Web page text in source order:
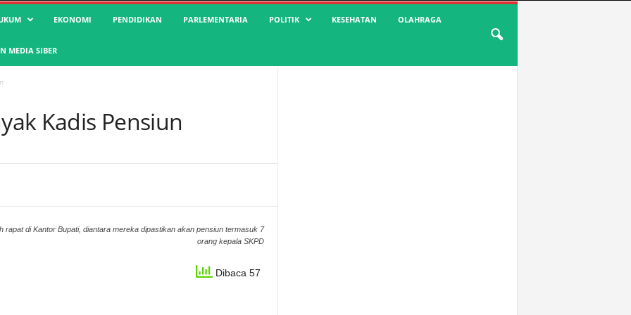
EKONOMI PENDIDIKAN PARLEMENTARIA POLITIK KESEHATAN OLAHRAGA
MEDIA SIBER
Kadis Pensiun
rapat di Kantor Bupati, diantara mereka dipastikan akan pensiun termasuk 7
orang kepala SKPD
Dibaca 57